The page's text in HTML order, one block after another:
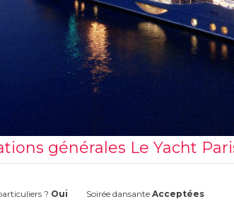
générales Le Yacht
? Oui Soirée dansanteAcceptées